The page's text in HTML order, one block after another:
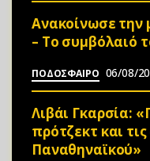
Ανακοίνωσε την
– Το συμβόλαιό
ΠΟΔΟΣΦΑΙΡΟ 06/08/
Λιβάι Γκαρσία:
πρότζεκτ και
Παναθηναϊκού»